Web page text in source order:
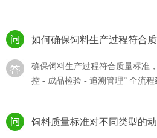
如何确保饲料生产过程符合
确保饲料生产过程符合质量标准
控 - 成品检验 - 追溯管理” 全流
饲料质量标准对不同类型的